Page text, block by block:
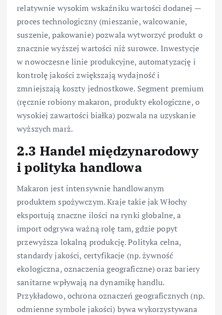
relatywnie wysokim wskaźniku wartości dodanej —
proces technologiczny (mieszanie, walcowanie,
suszenie, pakowanie) pozwala wytworzyć produkt o
znacznie wyższej wartości niż surowce. Inwestycje
w nowoczesne linie produkcyjne, automatyzację i
kontrolę jakości zwiększają wydajność i
zmniejszają koszty jednostkowe. Segment premium
(ręcznie robiony makaron, produkty ekologiczne, o
wysokiej zawartości białka) pozwala na uzyskanie
wyższych marż.
2.3 Handel międzynarodowy
i polityka handlowa
Makaron jest intensywnie handlowanym
produktem spożywczym. Kraje takie jak Włochy
eksportują znaczne ilości na rynki globalne, a
import odgrywa ważną rolę tam, gdzie popyt
przewyższa lokalną produkcję. Polityka celna,
standardy jakości, certyfikacje (np. żywność
ekologiczna, oznaczenia geograficzne) oraz bariery
sanitarne wpływają na dynamikę handlu.
Przykładowo, ochrona oznaczeń geograficznych (np.
odmienne symbole jakości) bywa wykorzystywana